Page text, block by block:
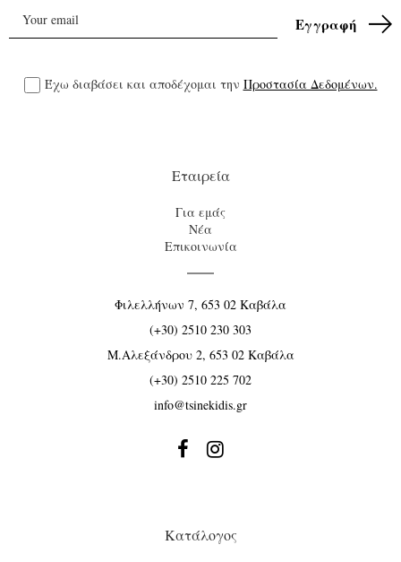
Έχω διαβάσει και αποδέχομαι την Προστασία Δεδομένων.
Εταιρεία
Για εμάς
Νέα
Επικοινωνία
Φιλελλήνων 7, 653 02 Καβάλα
(+30) 2510 230 303
Μ.Αλεξάνδρου 2, 653 02 Καβάλα
(+30) 2510 225 702
info@tsinekidis.gr
 
Κατάλογος